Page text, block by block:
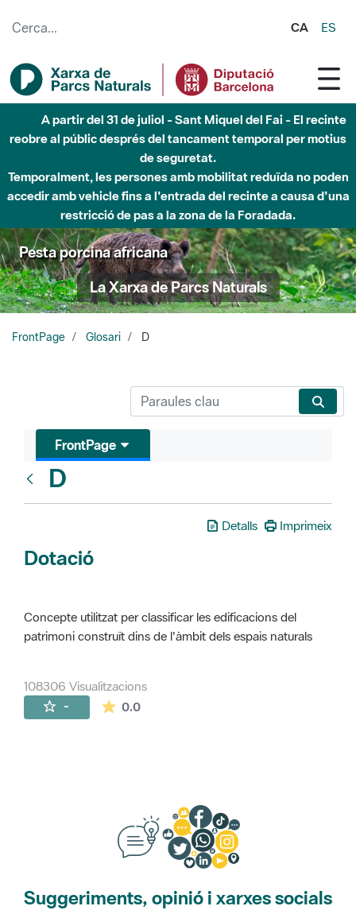
CA ES
A partir del 31 de juliol - Sant Miquel del Fai - El recinte
reobre al públic després del tancament temporal per motius
de seguretat.
Temporalment, les persones amb mobilitat reduïda no poden
accedir amb vehicle fins a l'entrada del recinte a causa d'una
restricció de pas a la zona de la Foradada.
Pesta porcina africana
La Xarxa de Parcs Naturals
FrontPage Glosari D
FrontPage
D
Detalls Imprimeix
Dotació
Concepte utilitzat per classificar les edificacions del
patrimoni construït dins de l'àmbit dels espais naturals
108306 Visualitzacions
- 0.0La mitjana de les valoracions és de 0
Suggeriments, opinió i xarxes socials